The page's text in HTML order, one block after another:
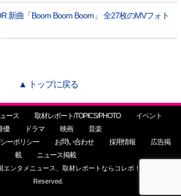
新曲「Boom Boom Boom」 全27枚のMVフォト
▲ トップに戻る
ース 取材レポート/TOPICS/PHOTO
イベント
優
ドラマ 映画
音楽
ーポリシー お問い合わせ 採用情報
広告掲
載
ニュース掲載
ンタメニュース、取材レポートならコレポ！ All Rights
Reserved.